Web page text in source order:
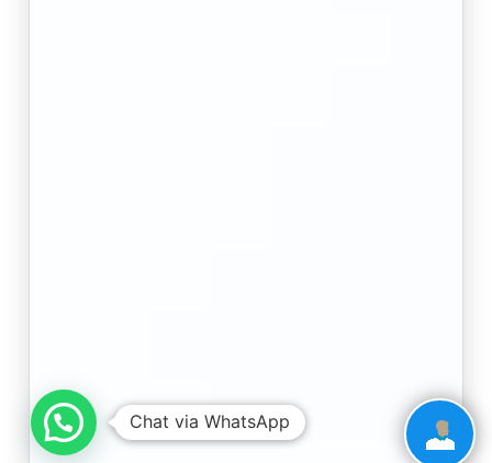
Chat via WhatsApp